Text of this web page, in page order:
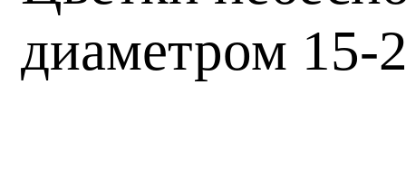
диаметром 15-